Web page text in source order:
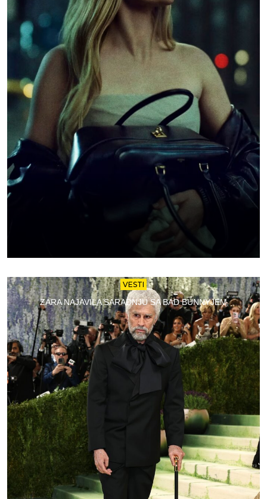
VESTI
ZARA NAJAVILA SARADNJU SA BAD BUNNYJEM